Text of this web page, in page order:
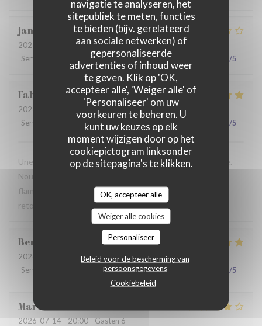
navigatie te analyseren, het
sitepubliek te meten, functies
te bieden (bijv. gerelateerd
aan sociale netwerken) of
gepersonaliseerde
advertenties of inhoud weer
te geven. Klik op 'OK,
accepteer alle', 'Weiger alle' of
'Personaliseer' om uw
voorkeuren te beheren. U
kunt uw keuzes op elk
moment wijzigen door op het
cookiepictogram linksonder
op de sitepagina's te klikken.
OK, accepteer alle
Weiger alle cookies
Personaliseer
Beleid voor de bescherming van
persoonsgegevens
Cookiebeleid
jan
2026-07-28
- 19:30 - Gasten 2
Service
Atmosfeer:3/5 Keuken:3/5 Kwaliteit / Prijs /5
Fabrice
2026-07-19
- 12:00 - Gasten 3
Service
Atmosfeer Kwaliteit / Prijs /5
Une table sympathique avec son atmosphère authentique.
Nous avons apprécié notre déjeuner (moule, carbonade,
flamiche au maroilles, etc) et le service. Pourquoi pas y
retourner lors d'un prochaine passage à Lilles.
Benjamin
2026-07-19
- 12:30 - Gasten 2
Service
:5/5 Keuken:5/5 /5
Martine
2026-07-14- 20:00 - Gasten 6